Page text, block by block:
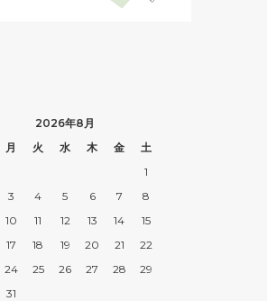
2026年8月
月 火 水 木 金
土
1
3 4 5 6 7
8
10 11 12 13 14
15
17 18 19 20 21
22
24 25 26 27 28
29
31